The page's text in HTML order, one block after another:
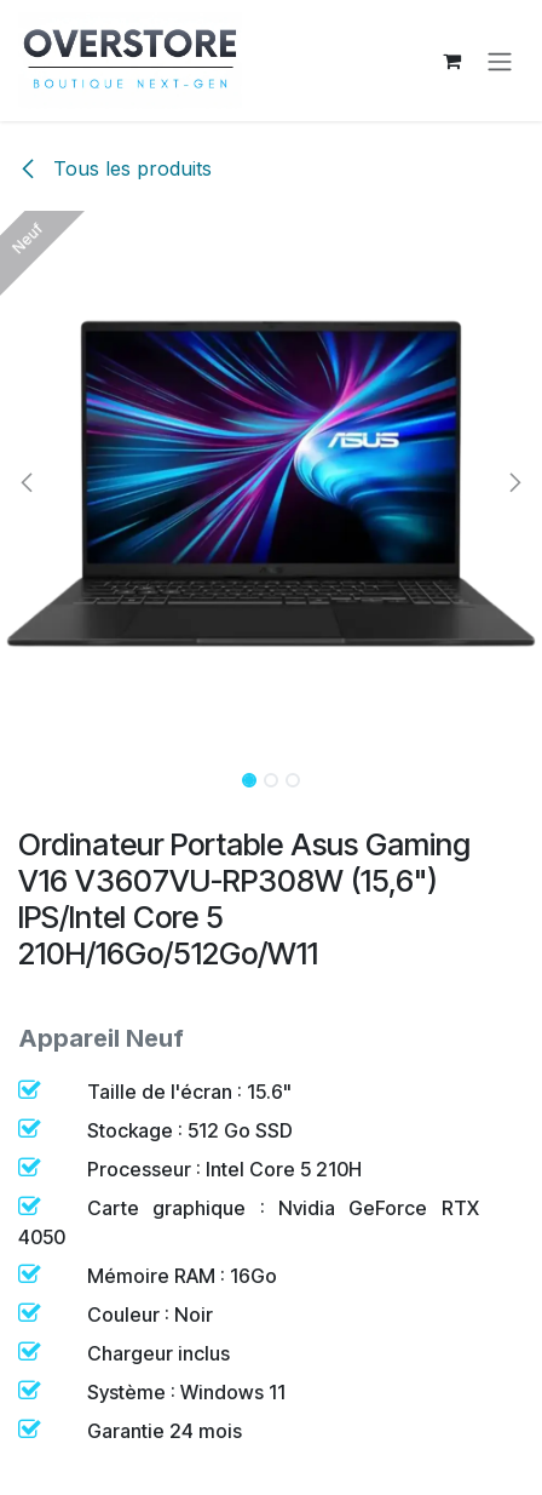
Tous les produits
Neuf
Neuf
Ordinateur Portable Asus Gaming
V16 V3607VU-RP308W (15,6")
IPS/Intel Core 5
210H/16Go/512Go/W11
Appareil Neuf
Taille de l'écran : 15.6"
Stockage : 512 Go SSD
Processeur : Intel Core 5 210H
Carte graphique : Nvidia GeForce RTX
4050
Mémoire RAM : 16Go
Couleur : Noir
Chargeur inclus
Système : Windows 11
Garantie 24 mois